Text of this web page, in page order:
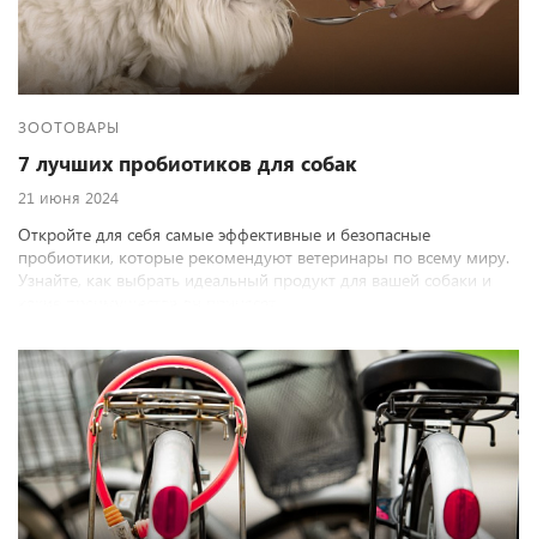
ЗООТОВАРЫ
7 лучших пробиотиков для собак
21 июня 2024
Откройте для себя самые эффективные и безопасные
пробиотики, которые рекомендуют ветеринары по всему миру.
Узнайте, как выбрать идеальный продукт для вашей собаки и